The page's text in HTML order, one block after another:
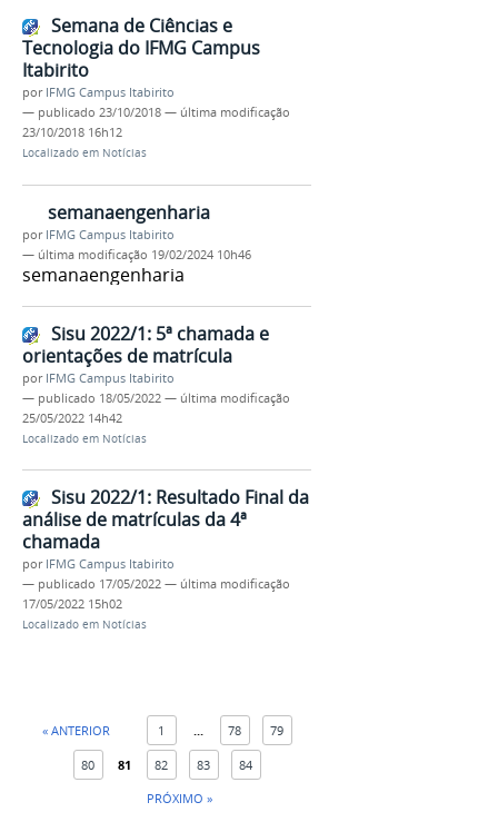
Semana de Ciências e
Tecnologia do IFMG Campus
Itabirito
por IFMG Campus Itabirito
— publicado 23/10/2018 — última modificação
23/10/2018 16h12
Localizado em Notícias
semanaengenharia
por IFMG Campus Itabirito
— última modificação 19/02/2024 10h46
semanaengenharia
Sisu 2022/1: 5ª chamada e
orientações de matrícula
por IFMG Campus Itabirito
— publicado 18/05/2022 — última modificação
25/05/2022 14h42
Localizado em Notícias
Sisu 2022/1: Resultado Final da
análise de matrículas da 4ª
chamada
por IFMG Campus Itabirito
— publicado 17/05/2022 — última modificação
17/05/2022 15h02
Localizado em Notícias
« ANTERIOR 1 ... 78 79
80 81 82 83
84
PRÓXIMO »